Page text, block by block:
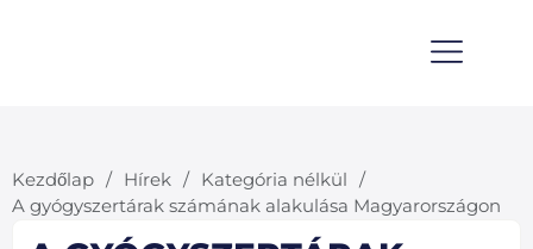
Kezdőlap / Hírek / Kategória nélkül /
A gyógyszertárak számának alakulása Magyarországon